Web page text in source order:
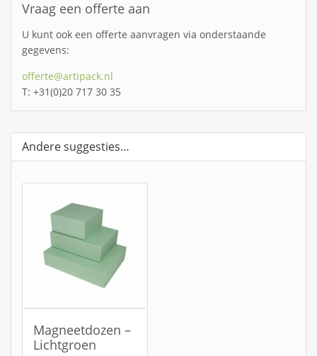
Vraag een offerte aan
U kunt ook een offerte aanvragen via onderstaande
gegevens:
offerte@artipack.nl
T: +31(0)20 717 30 35
Andere suggesties…
Magneetdozen –
Lichtgroen